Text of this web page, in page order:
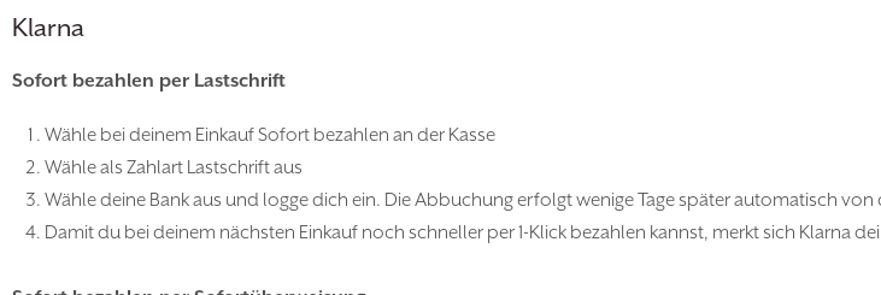
Klarna
Sofort bezahlen per Lastschrift
Wähle bei deinem Einkauf Sofort bezahlen an der Kasse
Wähle als Zahlart Lastschrift aus
Wähle deine Bank aus und logge dich ein. Die Abbuchung erfolgt wenige Tage später automatisch
Damit du bei deinem nächsten Einkauf noch schneller per 1-Klick bezahlen kannst, merkt sich Klarna